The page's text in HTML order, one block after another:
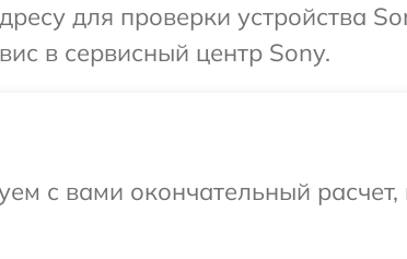
для проверки устройства
в сервисный центр Sony.
с вами окончательный